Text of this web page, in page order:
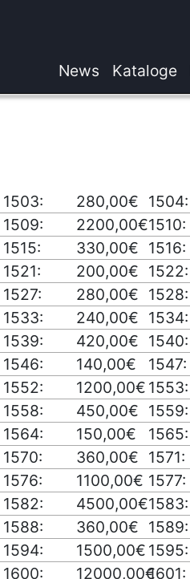
News Kataloge
1503: 280,00€ 1504:
1509: 2200,00€1510:
1515: 330,00€ 1516:
1521: 200,00€ 1522:
1527: 280,00€ 1528:
1533: 240,00€ 1534:
1539: 420,00€ 1540:
1546: 140,00€ 1547:
1552: 1200,00€ 1553:
1558: 450,00€ 1559:
1564: 150,00€ 1565:
1570: 360,00€ 1571:
1576: 1100,00€ 1577:
1582: 4500,00€1583:
1588: 360,00€ 1589:
1594: 1500,00€ 1595:
1600: 12000,00€1601: